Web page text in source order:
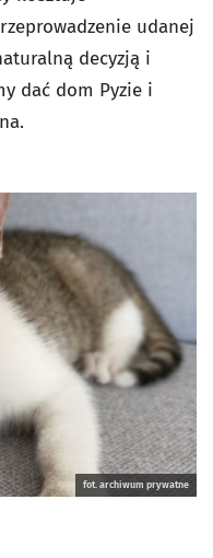
udanej
decyzją i
dać dom Pyzie i
fot. archiwum prywatne